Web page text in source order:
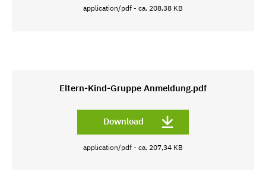
application/pdf - ca. 208,38 KB
Eltern-Kind-Gruppe Anmeldung.pdf
Download
application/pdf - ca. 207,34 KB